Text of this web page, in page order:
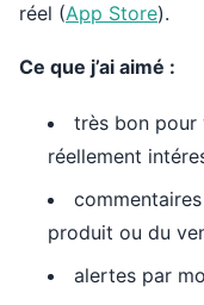
réel (App Store).
Ce que j’ai aimé :
très bon pour
réellement
produit ou du
alertes par